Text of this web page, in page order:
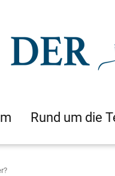
Rund um die